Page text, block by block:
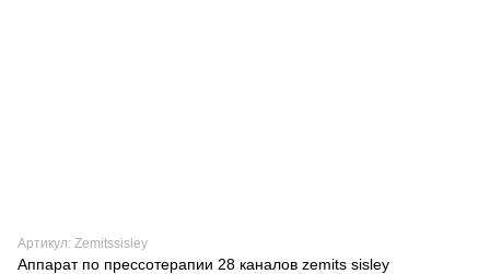
Артикул: Zemitssisley
Аппарат по прессотерапии 28 каналов zemits sisley